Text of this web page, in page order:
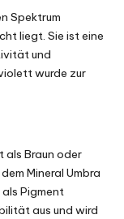
Spektrum
liegt. Sie ist eine
und
wurde zur
als Braun oder
Mineral Umbra
Pigment
aus und wird